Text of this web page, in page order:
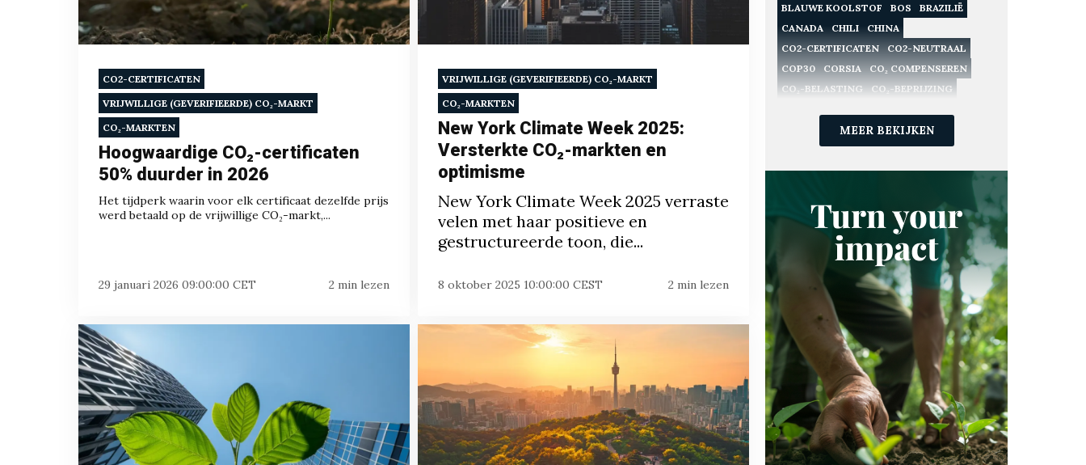
CO2-CERTIFICATEN
VRIJWILLIGE (GEVERIFIEERDE) CO₂-MARKT
CO₂-MARKTEN
Hoogwaardige CO₂-certificaten
50% duurder in 2026
Het tijdperk waarin voor elk certificaat dezelfde prijs
werd betaald op de vrijwillige CO₂-markt,...
29 januari 2026 09:00:00 CET 2 min lezen
VRIJWILLIGE (GEVERIFIEERDE) CO₂-MARKT
CO₂-MARKTEN
New York Climate Week 2025:
Versterkte CO₂-markten en
optimisme
New York Climate Week 2025 verraste
velen met haar positieve en
gestructureerde toon, die...
8 oktober 2025 10:00:00 CEST 2 min lezen
BLAUWE KOOLSTOF
BOS
BRAZILIË
CANADA
CHILI
CHINA
CO2-CERTIFICATEN
CO2-NEUTRAAL
COP30
CORSIA
CO₂ COMPENSEREN
CO₂-BELASTING
CO₂-BEPRIJZING
CO₂-EMISSIES
CO₂-HANDEL
CO₂-LANDBOUW
CO₂-MARKTEN
CO₂-PROJECT
CO₂-VASTLEGGING
CO₂-VOETAFDRUK
DUITSLAND
DUURZAAM INVESTEREN
DUURZAAMHEID
DUURZAAMHEIDSSTRATEGIE
DUURZAME LANDBOUW
ECOSYSTEEM
ETS EU ETS
EUROPA
EUROPESE UNIE
FINANCIËN
FRANKRIJK
GOLD STANDARD
GREEN EARTH
GROENE OBLIGATIE
GROENE TECHNOLOGIE
HERBEBOSSING
INDONESIË JAPAN
KENIA
KLARNA
KLIMAATNEUTRAAL
KLIMAATNEUTRALITEIT
KOFFIE
KOOKTOESTELLEN
LANDBOUW
MEER BEKIJKEN